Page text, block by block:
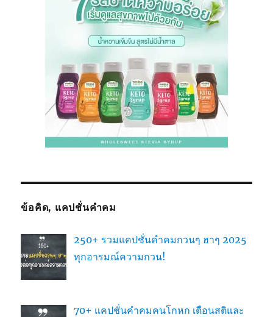
ข้อคิด, แคปชั่นคำคม
250+ รวมแคปชั่นคำคมกวนๆ ฮาๆ 2025
ทุกอารมณ์ความกวน!
70+ แคปชั่นคำคมคนโกหก เตือนสติและ